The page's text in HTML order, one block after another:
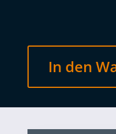
In den